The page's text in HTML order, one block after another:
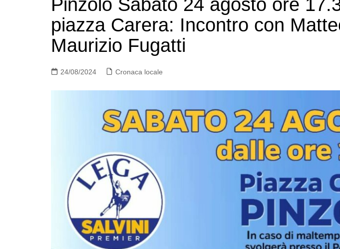
Pinzolo Sabato 24 agosto ore
piazza Carera: Incontro con
Maurizio Fugatti
24/08/2024 Cronaca locale